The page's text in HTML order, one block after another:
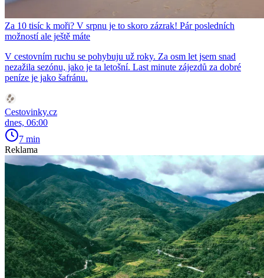
Za 10 tisíc k moři? V srpnu je to skoro zázrak! Pár posledních
možností ale ještě máte
V cestovním ruchu se pohybuju už roky. Za osm let jsem snad
nezažila sezónu, jako je ta letošní. Last minute zájezdů za dobré
peníze je jako šafránu.
Cestovinky.cz
dnes, 06:00
7 min
Reklama